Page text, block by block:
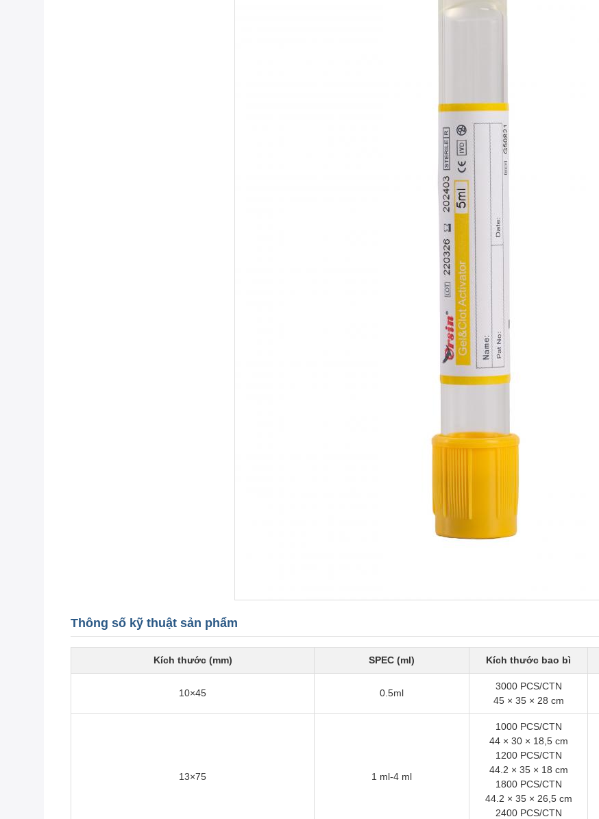
Thông số kỹ thuật sản phẩm
Kích thước (mm) SPEC (ml) Kích thước bao bì
10×45 0.5ml
3000 PCS/CTN
45 × 35 × 28 cm
13×75 1 ml-4 ml
1000 PCS/CTN
44 × 30 × 18,5 cm
1200 PCS/CTN
44.2 × 35 × 18 cm
1800 PCS/CTN
44.2 × 35 × 26,5 cm
2400 PCS/CTN